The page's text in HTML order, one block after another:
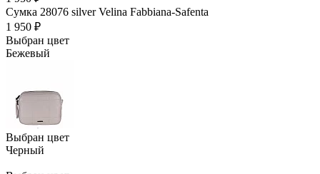
Сумка 28076 silver Velina Fabbiana-Safenta
1 950 ₽
Выбран цвет
Бежевый
Выбран цвет
Черный